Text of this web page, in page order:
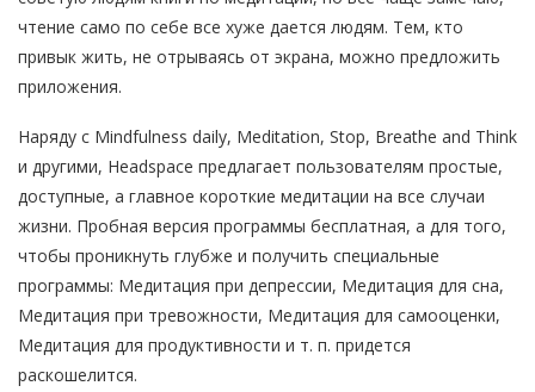
чтение само по себе все хуже дается людям. Тем, кто
привык жить, не отрываясь от экрана, можно предложить
приложения.
Наряду с Mindfulness daily, Meditation, Stop, Breathe and Think
и другими, Headspace предлагает пользователям простые,
доступные, а главное короткие медитации на все случаи
жизни. Пробная версия программы бесплатная, а для того,
чтобы проникнуть глубже и получить специальные
программы: Медитация при депрессии, Медитация для сна,
Медитация при тревожности, Медитация для самооценки,
Медитация для продуктивности и т. п. придется
раскошелится.